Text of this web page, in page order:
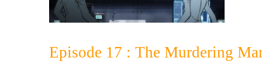
Episode 17 : The Murdering